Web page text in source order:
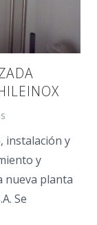
instalación y
y
nueva planta
Se